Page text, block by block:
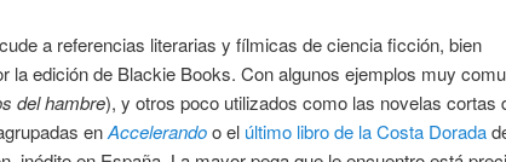
a referencias literarias y fílmicas de ciencia ficción, bien
la edición de Blackie Books. Con algunos ejemplos muy
del hambre), y otros poco utilizados como las novelas cortas
enAccelerandoo el último libro de la Costa Dorada